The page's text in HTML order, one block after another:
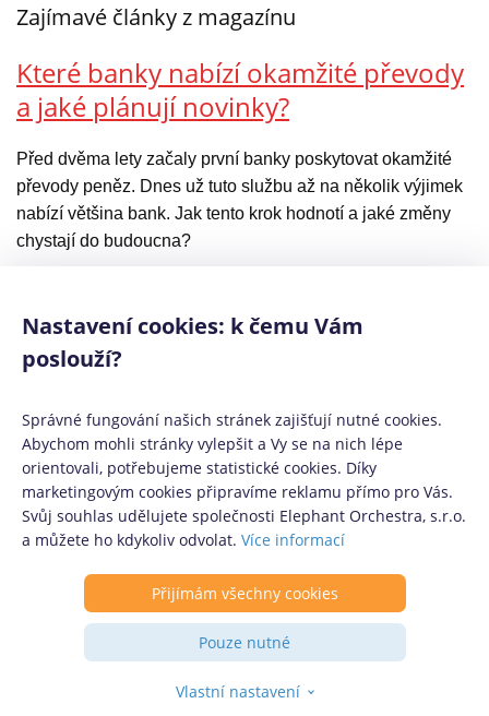
Zajímavé články z magazínu
Které banky nabízí okamžité převody
a jaké plánují novinky?
Před dvěma lety začaly první banky poskytovat okamžité
převody peněz. Dnes už tuto službu až na několik výjimek
nabízí většina bank. Jak tento krok hodnotí a jaké změny
chystají do budoucna?
představuje velké riziko
dlouho. Bohužel krize stále trvá a její konec je aktuálně v
nedohlednu. Myslet bychom proto měli na budoucnost a v
oblasti osobních financí být důslednější než obvykle. Platí
to zejména pro půjčky.
O odklad splátek kvůli koronaviru
požádalo 396 tisíc osob a firem
Třetina Čechů pociťuje negativní důsledky koronavirové
krize na svých příjmech. Česká vláda proto už v dubnu
Nastavení cookies: k čemu Vám
poslouží?
Správné fungování našich stránek zajišťují nutné cookies.
Abychom mohli stránky vylepšit a Vy se na nich lépe
orientovali, potřebujeme statistické cookies. Díky
marketingovým cookies připravíme reklamu přímo pro Vás.
Svůj souhlas udělujete společnosti Elephant Orchestra, s.r.o.
a můžete ho kdykoliv odvolat. Více informací
Přijímám všechny cookies
Pouze nutné
Vlastní nastavení